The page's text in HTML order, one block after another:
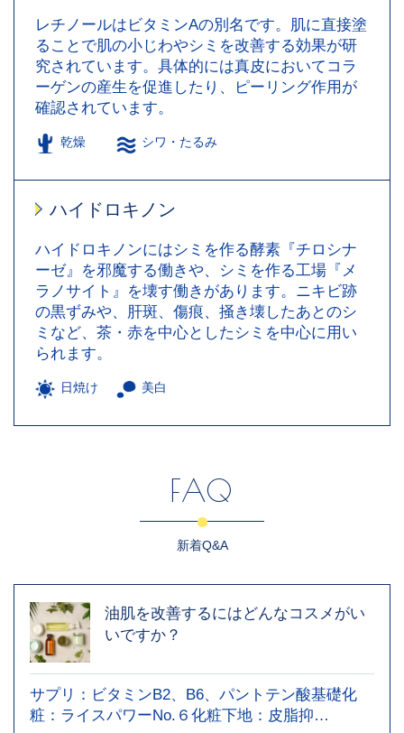
レチノールはビタミンAの別名です。肌に直接塗
ることで肌の小じわやシミを改善する効果が研
究されています。具体的には真皮においてコラ
ーゲンの産生を促進したり、ピーリング作用が
確認されています。
乾燥 シワ・たるみ
ハイドロキノン
ハイドロキノンにはシミを作る酵素『チロシナ
ーゼ』を邪魔する働きや、シミを作る工場『メ
ラノサイト』を壊す働きがあります。ニキビ跡
の黒ずみや、肝斑、傷痕、掻き壊したあとのシ
ミなど、茶・赤を中心としたシミを中心に用い
られます。
日焼け 美白
FAQ
新着Q&A
油肌を改善するにはどんなコスメがい
いですか？
サプリ：ビタミンB2、B6、パントテン酸基礎化
粧：ライスパワーNo.６化粧下地：皮脂抑…